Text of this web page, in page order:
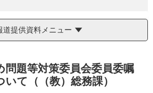
道提供資料メニュー
問題等対策委員会委員委嘱
て（（教）総務課）